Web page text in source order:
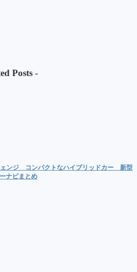
Posts -
ェンジ コンパクトなハイブリッドカー 新型
ナビまとめ